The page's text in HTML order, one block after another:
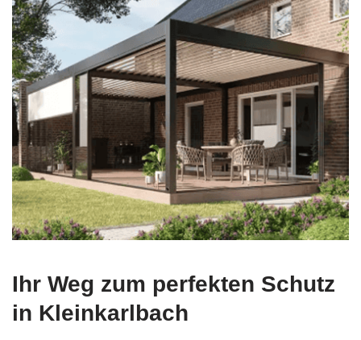
Ihr Weg zum perfekten Schutz
in Kleinkarlbach